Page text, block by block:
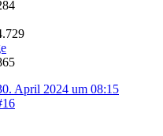
April 2024 um 08:15